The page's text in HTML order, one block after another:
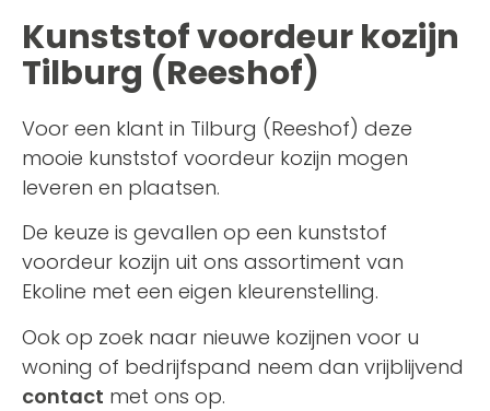
Kunststof voordeur kozijn
Tilburg (Reeshof)
Voor een klant in Tilburg (Reeshof) deze
mooie kunststof voordeur kozijn mogen
leveren en plaatsen.
De keuze is gevallen op een kunststof
voordeur kozijn uit ons assortiment van
Ekoline met een eigen kleurenstelling.
Ook op zoek naar nieuwe kozijnen voor u
woning of bedrijfspand neem dan vrijblijvend
contact met ons op.